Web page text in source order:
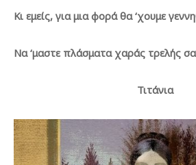
Κι εμείς, για μια φορά θα ‘χουμε
Να ‘μαστε πλάσματα χαράς τρελής
Τιτάνια